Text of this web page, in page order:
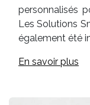
personnalisés
Les Solutions
également été
En savoir plus